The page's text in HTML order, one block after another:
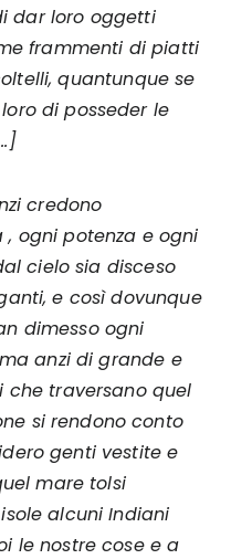
dar loro oggetti
frammenti di piatti
quantunque se
di posseder le
credono
ogni potenza e ogni
cielo sia disceso
e così dovunque
dimesso ogni
anzi di grande e
che traversano quel
si rendono conto
genti vestite e
mare tolsi
alcuni Indiani
le nostre cose e a